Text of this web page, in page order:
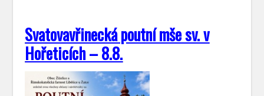
Svatovavřinecká poutní mše sv. v
Hořeticích – 8.8.